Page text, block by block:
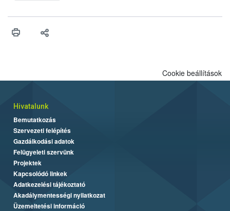
érésű szőlőkben is legyen lehetőség a károsító elleni további
felhasználók számára is elérhető és ökológiai termesztésben is
Cookie beállítások
Hivatalunk
Bemutatkozás
Szervezeti felépítés
Gazdálkodási adatok
Felügyeleti szervünk
Projektek
Kapcsolódó linkek
Adatkezelési tájékoztató
Akadálymentességi nyilatkozat
Üzemeltetési információ